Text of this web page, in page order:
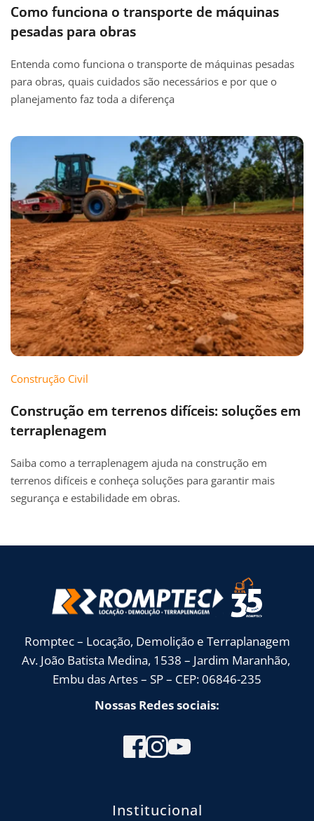
Como funciona o transporte de máquinas
pesadas para obras
Entenda como funciona o transporte de máquinas pesadas
para obras, quais cuidados são necessários e por que o
planejamento faz toda a diferença
Construção Civil
Construção em terrenos difíceis: soluções em
terraplenagem
Saiba como a terraplenagem ajuda na construção em
terrenos difíceis e conheça soluções para garantir mais
segurança e estabilidade em obras.
Romptec – Locação, Demolição e Terraplanagem
Av. João Batista Medina, 1538 – Jardim Maranhão,
Embu das Artes – SP – CEP: 06846-235
Nossas Redes sociais:
Institucional